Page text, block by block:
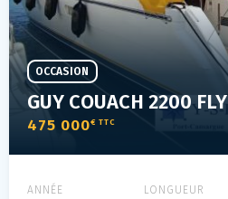
GUY COUACH 2200 FLY
475 000€ TTC
OCCASION
ANNÉE LONGUEUR